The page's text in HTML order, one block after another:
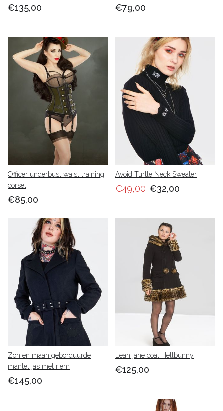
€135,00 €79,00
Officer underbust waist training
corset
€85,00
Avoid Turtle Neck Sweater
€49,00 €32,00
Zon en maan geborduurde
mantel jas met riem
€145,00
Leah jane coat Hellbunny
€125,00